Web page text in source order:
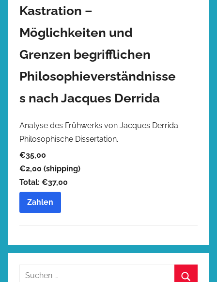
Kastration –
Möglichkeiten und
Grenzen begrifflichen
Philosophieverständnisse
s nach Jacques Derrida
Analyse des Frühwerks von Jacques Derrida.
Philosophische Dissertation.
€35,00
€2,00 (shipping)
Total: €37,00
Zahlen
Suchen